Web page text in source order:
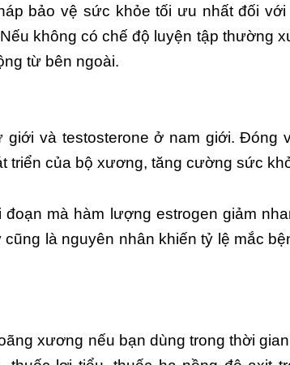
bảo vệ sức khỏe tối ưu nhất đối
không có chế độ luyện tập thường
từ bên ngoài.
và testosterone ở nam giới. Đóng
triển của bộ xương, tăng cường sức
mà hàm lượng estrogen giảm
là nguyên nhân khiến tỷ lệ mắc
xương nếu bạn dùng trong thời